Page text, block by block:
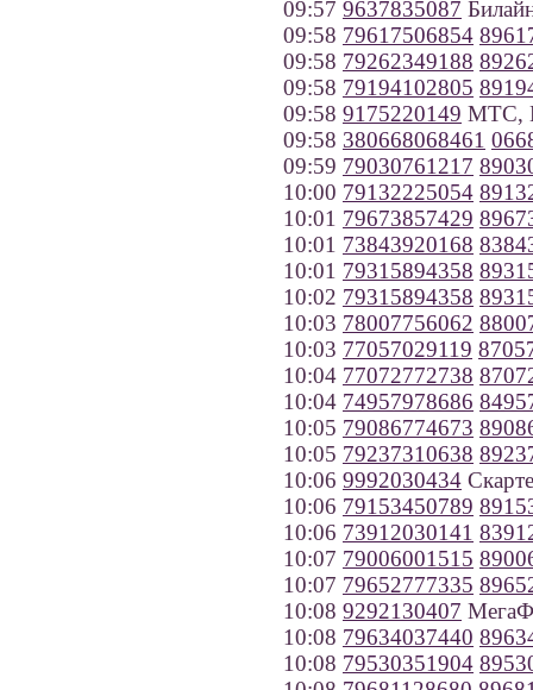
09:57 9637835087
09:58 79617506854
09:58 79262349188
09:58 79194102805
09:58 9175220149 МТС,
09:58 380668068461
09:59 79030761217
10:00 79132225054
10:01 79673857429
10:01 73843920168
10:01 79315894358
10:02 79315894358
10:03 78007756062
10:03 77057029119
10:04 77072772738
10:04 74957978686
10:05 79086774673
10:05 79237310638
10:06 9992030434
10:06 79153450789
10:06 73912030141
10:07 79006001515
10:07 79652777335
10:08 9292130407
10:08 79634037440
10:08 79530351904